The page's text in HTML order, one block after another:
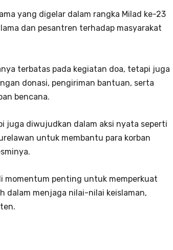
yang digelar dalam rangka Milad ke-23
dan pesantren terhadap masyarakat
terbatas pada kegiatan doa, tetapi juga
donasi, pengiriman bantuan, serta
bencana.
juga diwujudkan dalam aksi nyata seperti
untuk membantu para korban
momentum penting untuk memperkuat
dalam menjaga nilai-nilai keislaman,